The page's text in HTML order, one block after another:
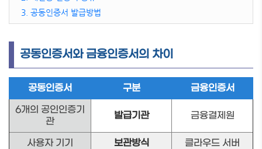
3. 공동인증서 발급방법
공동인증서와 금융인증서의 차이
공동인증서 구분
금융인증서
6개의 공인인증기
관
발급기관 금융결제원
사용자 기기 보관방식
클라우드 서버